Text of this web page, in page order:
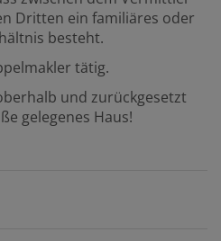
Dritten ein familiäres oder
besteht.
tätig.
und zurückgesetzt
gelegenes Haus!